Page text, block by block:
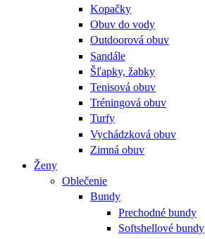
Kopačky
Obuv do vody
Outdoorová obuv
Sandále
Šľapky, žabky
Tenisová obuv
Tréningová obuv
Turfy
Vychádzková obuv
Zimná obuv
Ženy
Oblečenie
Bundy
Prechodné bundy
Softshellové bundy